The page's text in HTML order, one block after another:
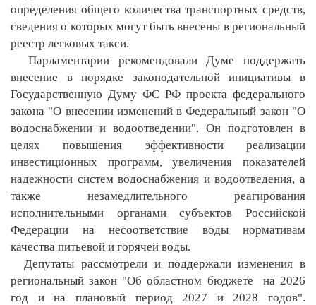
определения общего количества транспортных средств,
сведения о которых могут быть внесены в региональный
реестр легковых такси.
Парламентарии рекомендовали Думе поддержать
внесение в порядке законодательной инициативы в
Государственную Думу ФС РФ проекта федерального
закона "О внесении изменений в Федеральный закон "О
водоснабжении и водоотведении". Он подготовлен в
целях повышения эффективности реализации
инвестиционных программ, увеличения показателей
надежности систем водоснабжения и водоотведения, а
также незамедлительного реагирования
исполнительными органами субъектов Российской
Федерации на несоответствие воды нормативам
качества питьевой и горячей воды.
Депутаты рассмотрели и поддержали изменения в
региональный закон "Об областном бюджете на 2026
год и на плановый период 2027 и 2028 годов".